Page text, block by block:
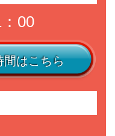
00
間はこちら